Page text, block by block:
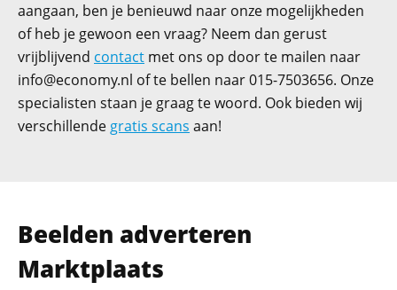
aangaan, ben je benieuwd naar onze mogelijkheden
of heb je gewoon een vraag? Neem dan gerust
vrijblijvend contact met ons op door te mailen naar
info@economy.nl of te bellen naar 015-7503656. Onze
specialisten staan je graag te woord. Ook bieden wij
verschillende gratis scans aan!
Beelden adverteren
Marktplaats